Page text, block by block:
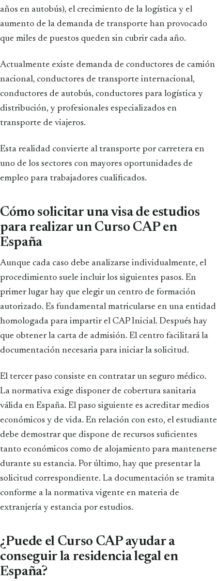
años en autobús), el crecimiento de la logística y el
aumento de la demanda de transporte han provocado
que miles de puestos queden sin cubrir cada año.
Actualmente existe demanda de conductores de camión
nacional, conductores de transporte internacional,
conductores de autobús, conductores para logística y
distribución, y profesionales especializados en
transporte de viajeros.
Esta realidad convierte al transporte por carretera en
uno de los sectores con mayores oportunidades de
empleo para trabajadores cualificados.
Cómo solicitar una visa de estudios
para realizar un Curso CAP en
España
Aunque cada caso debe analizarse individualmente, el
procedimiento suele incluir los siguientes pasos. En
primer lugar hay que elegir un centro de formación
autorizado. Es fundamental matricularse en una entidad
homologada para impartir el CAP Inicial. Después hay
que obtener la carta de admisión. El centro facilitará la
documentación necesaria para iniciar la solicitud.
El tercer paso consiste en contratar un seguro médico.
La normativa exige disponer de cobertura sanitaria
válida en España. El paso siguiente es acreditar medios
económicos y de vida. En relación con esto, el estudiante
debe demostrar que dispone de recursos suficientes
tanto económicos como de alojamiento para mantenerse
durante su estancia. Por último, hay que presentar la
solicitud correspondiente. La documentación se tramita
conforme a la normativa vigente en materia de
extranjería y estancia por estudios.
¿Puede el Curso CAP ayudar a
conseguir la residencia legal en
España?